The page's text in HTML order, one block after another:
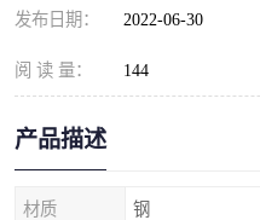
发布日期： 2022-06-30
阅 读 量： 144
产品描述
材质 钢